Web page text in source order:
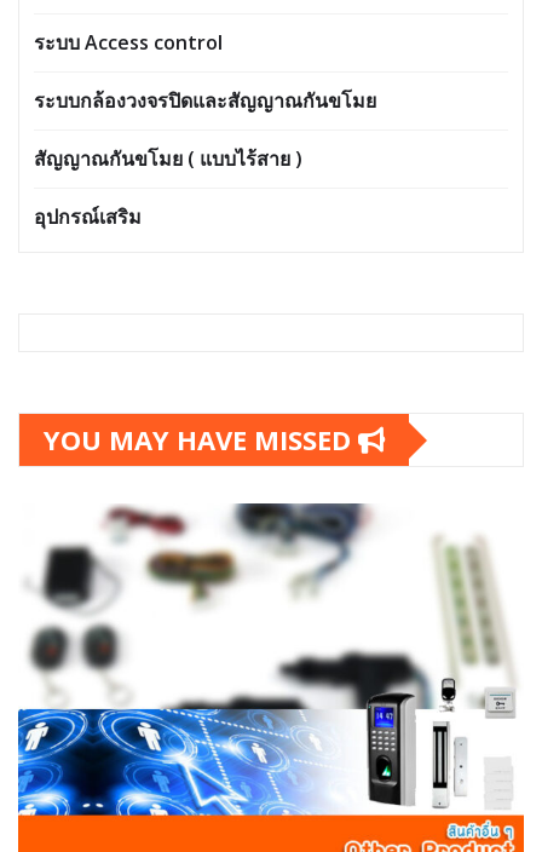
ระบบ Access control
ระบบกล้องวงจรปิดและสัญญาณกันขโมย
สัญญาณกันขโมย ( แบบไร้สาย )
อุปกรณ์เสริม
YOU MAY HAVE MISSED